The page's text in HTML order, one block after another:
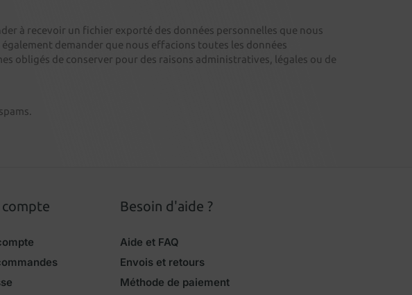
à recevoir un fichier exporté des données personnelles que nous
demander que nous effacions toutes les données
obligés de conserver pour des raisons administratives, légales ou de
Besoin d'aide ?
Aide et FAQ
Envois et retours
Méthode de paiement